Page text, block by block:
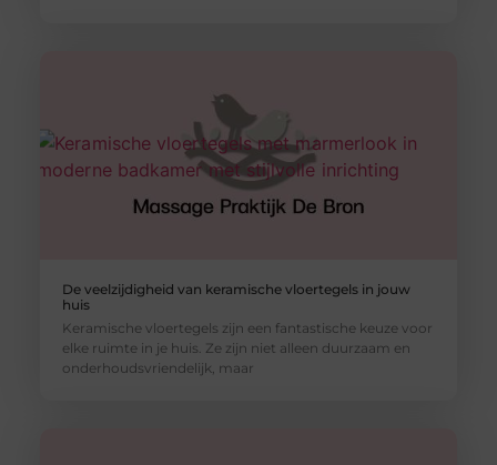
De veelzijdigheid van keramische vloertegels in jouw
huis
Keramische vloertegels zijn een fantastische keuze voor
elke ruimte in je huis. Ze zijn niet alleen duurzaam en
onderhoudsvriendelijk, maar